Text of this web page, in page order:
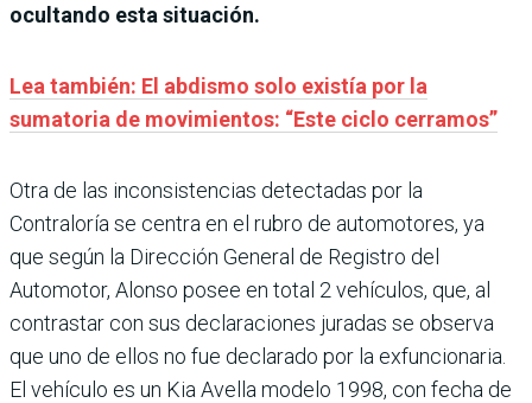
ocultando esta situación.
Lea también: El abdismo solo existía por la
sumatoria de movimientos: “Este ciclo cerramos”
Otra de las inconsistencias detectadas por la
Contraloría se centra en el rubro de automotores, ya
que según la Dirección General de Registro del
Automotor, Alonso posee en total 2 vehículos, que, al
contrastar con sus declaraciones juradas se observa
que uno de ellos no fue declarado por la exfuncionaria.
El vehículo es un Kia Avella modelo 1998, con fecha de